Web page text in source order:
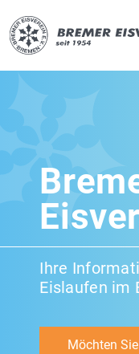
Ihre
Eislaufen im
Möchten